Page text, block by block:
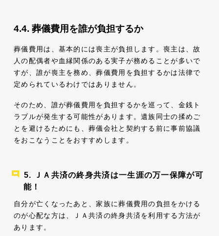
葬儀費用を誰が負担するか
葬儀費用は、基本的には喪主が負担します。喪主は、故
人の配偶者や血縁関係のある実子が務めることが多いで
すが、誰が喪主を務め、葬儀費用を負担するかは法律で
定められているわけではありません。
そのため、誰が葬儀費用を負担するかを巡って、金銭ト
ラブルが発生する可能性があります。遺族同士の揉めご
とを避けるためにも、葬儀会社と契約する前に事前協議
をおこなうことをおすすめします。
ＪＡ共済の終身共済は一生涯の万一保障が可
能！
自分が亡くなったあと、家族に葬儀費用の負担をかける
のが心配な方は、ＪＡ共済の終身共済を利用する方法が
あります。